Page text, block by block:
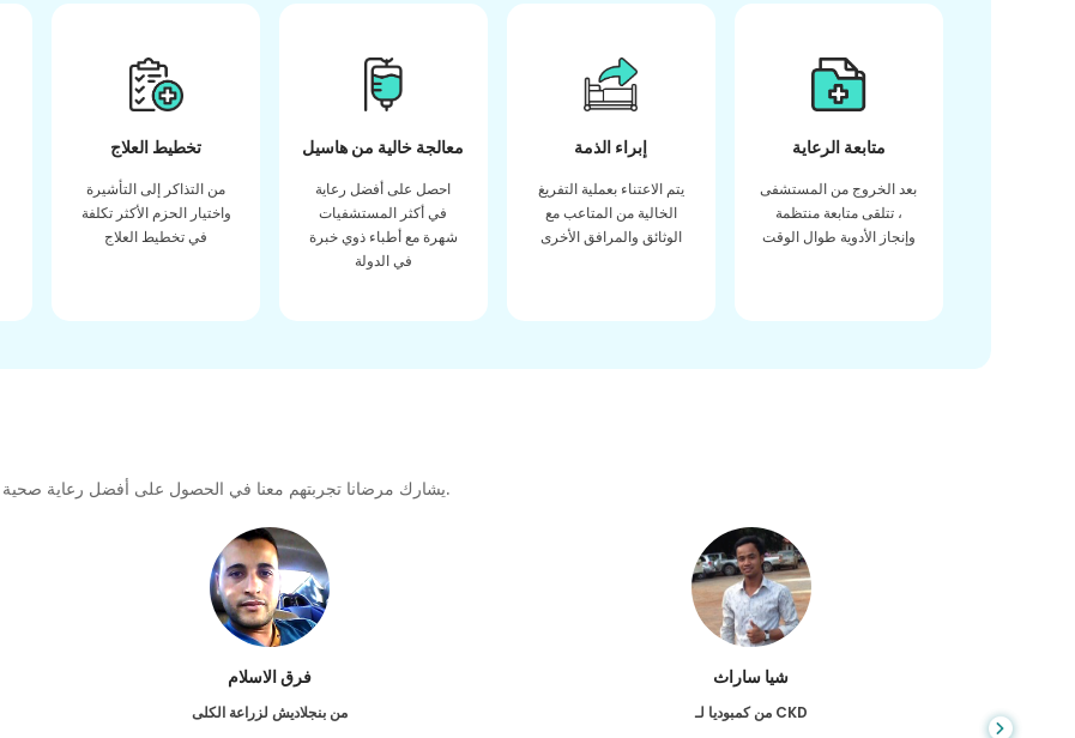
تخطيط العلاج
من التذاكر إلى التأشيرة
واختيار الحزم الأكثر تكلفة
في تخطيط العلاج
معالجة خالية من هاسيل
احصل على أفضل رعاية
في أكثر المستشفيات
شهرة مع أطباء ذوي خبرة
في الدولة
إبراء الذمة
يتم الاعتناء بعملية التفريغ
الخالية من المتاعب مع
الوثائق والمرافق الأخرى
متابعة الرعاية
بعد الخروج من المستشفى
، تتلقى متابعة منتظمة
وإنجاز الأدوية طوال الوقت
يشارك مرضانا تجربتهم معنا في الحصول على أفضل رعاية صحية عالية الجودة طوال رحلتهم العلاجية لتشكيل رابطة كبيرة للمستقبل.
فرق الاسلام
من بنجلاديش لزراعة الكلى
شيا ساراث
من كمبوديا لـ CKD